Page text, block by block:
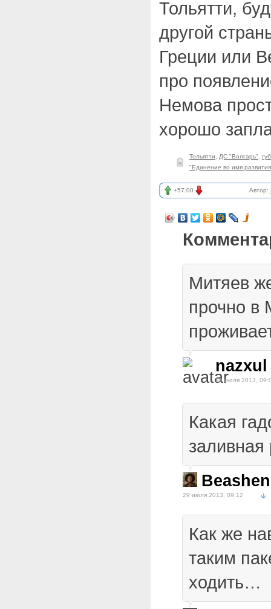
Тольятти,
другой
Греции или
про
Немова
хорошо
Тольятти ДС "Волгарь"
"Единение во имя
+57.00 Автор:
Митяев
прочно в
nazxul
29 июля 2013,
Какая
Beashen
29 июля 2013, 09:12
Как же
таким
ходить…